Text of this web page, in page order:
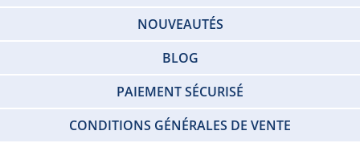
NOUVEAUTÉS
BLOG
PAIEMENT SÉCURISÉ
CONDITIONS GÉNÉRALES DE VENTE